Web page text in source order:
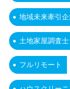
地域未来牽引
土地家屋調査士
フルリモート